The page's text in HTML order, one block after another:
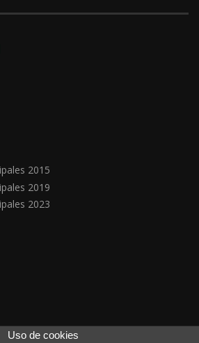
2015
2019
2023
Uso de cookies